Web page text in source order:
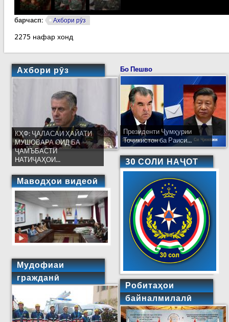
барчасп: Ахбори рӯз
2275 нафар хонд
Ахбори рӯз
КҲФ: ҶАЛАСАИ ҲАЙАТИ
МУШОВАРА ОИД БА
ҶАМЪБАСТИ
НАТИҶАҲОИ...
Маводҳои видеоӣ
Мудофиаи
гражданӣ
Бо Пешво
Президенти Ҷумҳурии
Тоҷикистон ба Раиси...
30 СОЛИ НАҶОТ
Робитаҳои
байналмилалӣ